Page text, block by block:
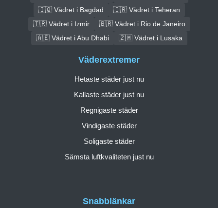
🇮🇶 Vädret i Bagdad
🇮🇷 Vädret i Teheran
🇹🇷 Vädret i Izmir
🇧🇷 Vädret i Rio de Janeiro
🇦🇪 Vädret i Abu Dhabi
🇿🇲 Vädret i Lusaka
Snabblänkar
Väderextremer
Hetaste städer just nu
Kallaste städer just nu
Regnigaste städer
Vindigaste städer
Soligaste städer
Sämsta luftkvaliteten just nu